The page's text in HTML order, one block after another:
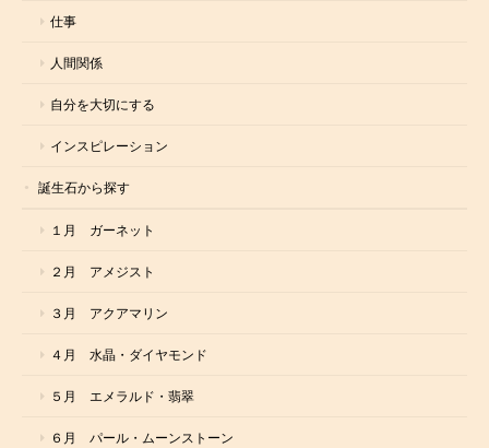
仕事
人間関係
自分を大切にする
インスピレーション
誕生石から探す
１月 ガーネット
２月 アメジスト
３月 アクアマリン
４月 水晶・ダイヤモンド
５月 エメラルド・翡翠
６月 パール・ムーンストーン